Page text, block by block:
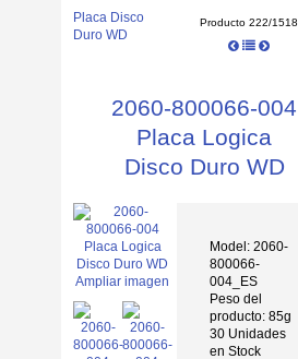
Placa Disco
Duro WD
Producto 222/1518
2060-800066-004
Placa Logica
Disco Duro WD
Ampliar imagen
Model: 2060-
800066-
004_ES
Peso del
producto: 85g
30 Unidades
en Stock